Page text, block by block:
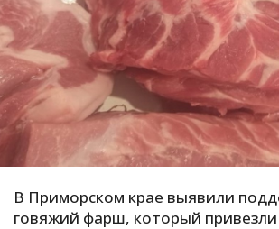
Е
И
К
В Приморском крае выявили
говяжий фарш, который привезли